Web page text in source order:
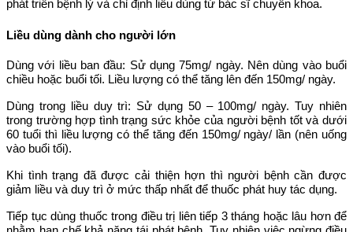
phát triển bệnh lý và chỉ định liều dùng từ bác sĩ chuyên khoa.
Liều dùng dành cho người lớn
Dùng với liều ban đầu: Sử dụng 75mg/ ngày. Nên dùng vào buổi
chiều hoặc buổi tối. Liều lượng có thể tăng lên đến 150mg/ ngày.
Dùng trong liều duy trì: Sử dụng 50 – 100mg/ ngày. Tuy nhiên
trong trường hợp tình trạng sức khỏe của người bệnh tốt và dưới
60 tuổi thì liều lượng có thể tăng đến 150mg/ ngày/ lần (nên uống
vào buổi tối).
Khi tình trạng đã được cải thiện hợn thì người bệnh cần được
giảm liều và duy trì ở mức thấp nhất để thuốc phát huy tác dụng.
Tiếp tục dùng thuốc trong điều trị liên tiếp 3 tháng hoặc lâu hơn để